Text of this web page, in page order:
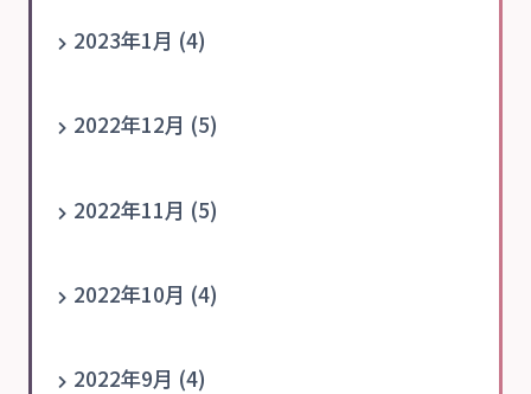
2023年1月 (4)
2022年12月 (5)
2022年11月 (5)
2022年10月 (4)
2022年9月 (4)